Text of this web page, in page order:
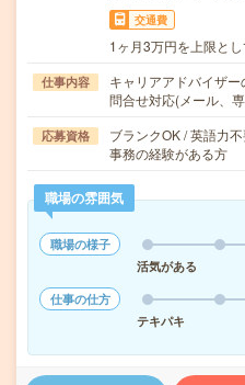
交通費
1ヶ月3万円を上限と
仕事内容
キャリアアドバイザ
問合せ対応(メール、
応募資格
ブランクOK / 英語力
事務の経験がある方
職場の雰囲気
職場の様子
活気がある
仕事の仕方
テキパキ